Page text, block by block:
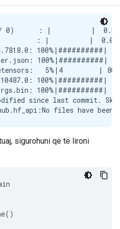
/ 0)      : |          |
: |          |
100%|##########|
100%|##########|
5%|4         |
100%|##########|
100%|##########|
since last commit.
sigurohuni që të lironi